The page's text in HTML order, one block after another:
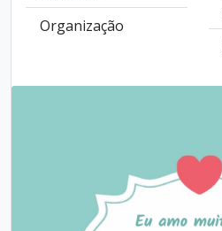
Organização